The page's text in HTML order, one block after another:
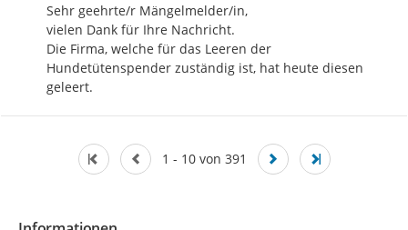
Sehr geehrte/r Mängelmelder/in,
vielen Dank für Ihre Nachricht.
Die Firma, welche für das Leeren der
Hundetütenspender zuständig ist, hat heute diesen
geleert.
1 - 10 von 391